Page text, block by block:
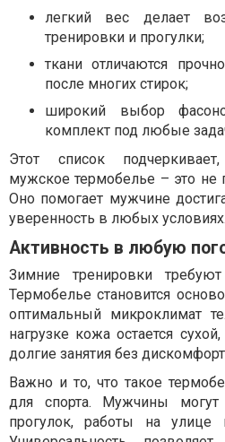
легкий вес делает
тренировки и прогулки;
ткани отличаются
после многих стирок;
широкий выбор
комплект под любые
Этот список
мужское термобелье – это не
Оно помогает мужчине
уверенность в любых условиях.
Активность в любую
Зимние тренировки
Термобелье становится
оптимальный микроклимат
нагрузке кожа остается
долгие занятия без
Важно и то, что такое
для спорта. Мужчины могут
прогулок, работы на улице